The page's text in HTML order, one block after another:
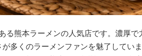
る熊本ラーメンの人気店です。濃厚
多くのラーメンファンを魅了してい